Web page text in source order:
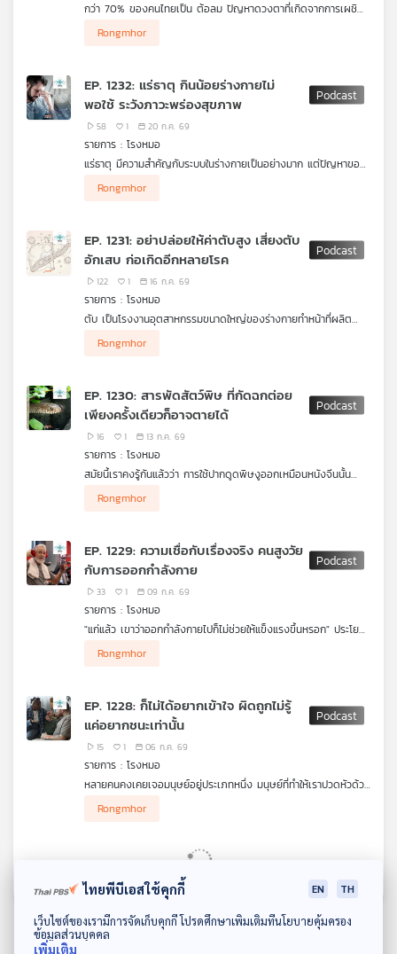
ดาวน์โหลด Thai PBS Podcast Application
กว่า 70% ของคนไทยเป็น ต้อลม ปัญหาดวงตาที่เกิดจากการเผชิญ
อีกหนึ่งปัญหาดวงตาที่คนไทยและทั่วโลกทุกคนต้องเป็นแน่นอนและหนี
การตรวจดวงตาเป็นประจำทุกปี โดยเฉพาะคนที่มีอายุ 40 ปีขึ้นไป
สำหรับเด็กเล็กตั้งแต่แรกเกิด ดวงตาก็อาจมีปัญหาได้ แต่จะรู้หรือ
สังเกตได้อย่างไร ที่สำคัญแว่นกันแดดสีดำ ไม่ได้หมายความว่า
กันแดดได้จริง เพราะอะไร รายการ โรงหมอ เล่าให้ฟังค่ะ
Rongmhor
EP. 1232: แร่ธาตุ กินน้อยร่างกายไม่
พอใช้ ระวังภาวะพร่องสุขภาพ
58 1 20 ก.ค. 69
รายการ : โรงหมอ
แร่ธาตุ มีความสำคัญกับระบบในร่างกายเป็นอย่างมาก แต่ปัญหาของ
ร่างกายทำงานและปกป้องไม่เต็มที่ หนึ่งในภาวะสำคัญที่เป็นสัญญาณ
ซึ่งสังเกตุได้ตั้งแต่ตื่นนอนจนถึงกลางวัน เช่น ไม่สดชื่น ง่วงตลอด
ทั้งวัน สมองไม่ปลอดโปร่ง มึนจนคิดงานไม่ออก ฯลฯ
อย่าง แมกนีเซียม ทำไมจำเป็น หากินได้จากที่ใดได้บ้าง แร่ธาตุอะไร
Rongmhor
EP. 1231: อย่าปล่อยให้ค่าตับสูง เสี่ยงตับ
อักเสบ ก่อเกิดอีกหลายโรค
122 1 16 ก.ค. 69
รายการ : โรงหมอ
ตับ เป็นโรงงานอุตสาหกรรมขนาดใหญ่ของร่างกายทำหน้าที่ผลิต
ทรงพลัง แข็งแรง แต่ก็อ่อนแอได้ในเวลาเดียวกัน จากพฤติกรรมการ
เมื่อเป็นมากแล้ว อย่างกรณีการเป็น #ตับอักเสบ แต่การจะไปถึงจุด
นั้นได้จะต้องมีปัจจัยหรือตัวกระตุ้นใดเข้ามาเกี่ยวข้องบ้าง แล้วสิ่งที่
คุณใช้ชีวิตในตอนนี้อะไรมีผลกับตับบ้าง ค่าตับแบบไหนถือว่าอันตราย
แล้ว รายการ โรงหมอ เล่าให้ฟังค่ะ
Rongmhor
EP. 1230: สารพัดสัตว์พิษ ที่กัดฉกต่อย
เพียงครั้งเดียวก็อาจตายได้
16 1 13 ก.ค. 69
รายการ : โรงหมอ
สมัยนี้เราคงรู้กันแล้วว่า การใช้ปากดูดพิษงูออกเหมือนหนังจีนนั้น
ซ้ำบนผิวหนังมากขึ้นจนเสี่ยงต่อการติดเชื้อที่อาจไปสู่การเสียชีวิตได้
ที่โดนหรือไม่ งูชนิดใดต้องมาตรวจเลือดตามที่หมอสั่ง ที่สำคัญ
แมงมุมแม่ม่ายดำที่ว่าร้าย กลับไม่ร้ายเท่าอีกสายพันธุ์คือชนิดใด
รายการ โรงหมอ เล่าให้ฟังค่ะ
Rongmhor
EP. 1229: ความเชื่อกับเรื่องจริง คนสูงวัย
กับการออกกำลังกาย
33 1 09 ก.ค. 69
รายการ : โรงหมอ
"แก่แล้ว เขาว่าออกกำลังกายไปก็ไม่ช่วยให้แข็งแรงขึ้นหรอก" ประโยค
เดิมที่ถูกส่งกันมา ทั้ง ๆ ที่มีงานวิจัยมากมายศึกษาค้นคว้าและค้นพบ
หรือทำอะไรหลาย ๆ อย่างยังสามารถทำได้เหมือนเดิมอย่างที่เคยทำ
สิ่งที่เชื่อกับเรื่องจริงเกี่ยวกับการออกกำลังกายในคนสูงวัยมีอะไรอีก
บ้าง รายการ โรงหมอ เล่าให้ฟังค่ะ
Rongmhor
EP. 1228: ก็ไม่ได้อยากเข้าใจ ผิดถูกไม่รู้
แค่อยากชนะเท่านั้น
15 1 06 ก.ค. 69
รายการ : โรงหมอ
หลายคนคงเคยเจอมนุษย์อยู่ประเภทหนึ่ง มนุษย์ที่ทำให้เราปวดหัวด้วย
ถึงสารพัดเหตุผลของตัวเอง (เท่านั้น) เพียงเพื่อต้องการ "ชนะ"
เป็นใคร มาจากไหน ภูมิหลังของมนุษย์ประเภทนี้เกิดจากอะไร สิ่งที่
พวกเขาแสดงออกเพื่ออะไร และหากเราต้องอยู่ในสภาวะแวดล้อมนั้น
ทำอย่างไร รายการ โรงหมอ เล่าให้ฟังค่ะ
Rongmhor
ไทยพีบีเอสใช้คุกกี้ EN TH
เว็บไซต์ของเรามีการจัดเก็บคุกกี้ โปรดศึกษาเพิ่มเติมที่นโยบายคุ้มครอง
ข้อมูลส่วนบุคคล
เพิ่มเติม